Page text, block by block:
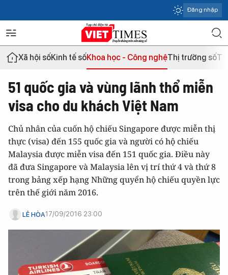
Đăng nhập
Xã hội sốKinh tế sốKhoa học - Công nghệThị trường số
51 quốc gia và vùng lãnh thổ miễn
visa cho du khách Việt Nam
Chủ nhân của cuốn hộ chiếu Singapore được miễn thị
thực (visa) đến 155 quốc gia và người có hộ chiếu
Malaysia được miễn visa đến 151 quốc gia. Điều này
đã đưa Singapore và Malaysia lên vị trí thứ 4 và thứ 8
trong bảng xếp hạng Những quyển hộ chiếu quyền lực
trên thế giới năm 2016.
LÊ HÒA17/09/2016 23:00